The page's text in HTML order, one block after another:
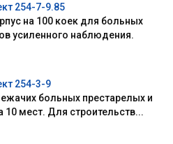
254-7-9.85
на 100 коек для больных
усиленного наблюдения.
254-3-9
больных престарелых и
10 мест. Для строительств...